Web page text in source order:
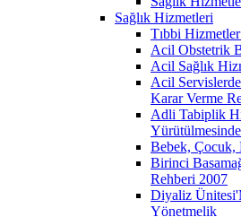
Sağlık Hizmetleri
Tıbbi
Acil Obstetrik
Acil Sağlık
Acil
Karar Verme
Adli Tabiplik
Bebek, Çocuk,
Birinci
Rehberi 2007
Diyaliz
Yönetmelik